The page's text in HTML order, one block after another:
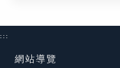
:::
網站導覽